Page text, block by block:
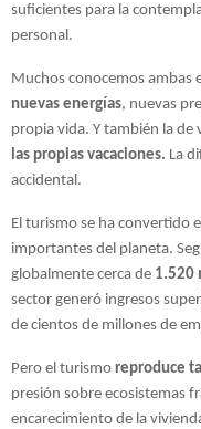
suficientes para la
personal.
nuevas energías, nuevas
propia vida. Y también la de
las propias vacaciones. La
accidental.
El turismo se ha convertido
importantes del planeta.
globalmente cerca de 1.520
sector generó ingresos
de cientos de millones de
Pero el turismo reproduce
presión sobre ecosistemas
encarecimiento de la